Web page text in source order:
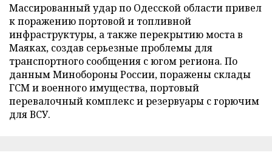
Массированный удар по Одесской области привел
к поражению портовой и топливной
инфраструктуры, а также перекрытию моста в
Маяках, создав серьезные проблемы для
транспортного сообщения с югом региона. По
данным Минобороны России, поражены склады
ГСМ и военного имущества, портовый
перевалочный комплекс и резервуары с горючим
для ВСУ.